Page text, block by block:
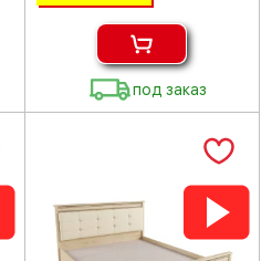
под заказ